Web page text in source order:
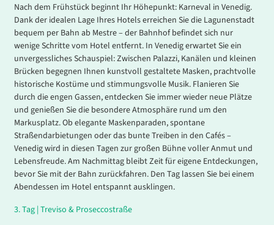
Nach dem Frühstück beginnt Ihr Höhepunkt: Karneval in Venedig.
Dank der idealen Lage Ihres Hotels erreichen Sie die Lagunenstadt
bequem per Bahn ab Mestre – der Bahnhof befindet sich nur
wenige Schritte vom Hotel entfernt. In Venedig erwartet Sie ein
unvergessliches Schauspiel: Zwischen Palazzi, Kanälen und kleinen
Brücken begegnen Ihnen kunstvoll gestaltete Masken, prachtvolle
historische Kostüme und stimmungsvolle Musik. Flanieren Sie
durch die engen Gassen, entdecken Sie immer wieder neue Plätze
und genießen Sie die besondere Atmosphäre rund um den
Markusplatz. Ob elegante Maskenparaden, spontane
Straßendarbietungen oder das bunte Treiben in den Cafés –
Venedig wird in diesen Tagen zur großen Bühne voller Anmut und
Lebensfreude. Am Nachmittag bleibt Zeit für eigene Entdeckungen,
bevor Sie mit der Bahn zurückfahren. Den Tag lassen Sie bei einem
Abendessen im Hotel entspannt ausklingen.
3.Tag | Treviso & Proseccostraße